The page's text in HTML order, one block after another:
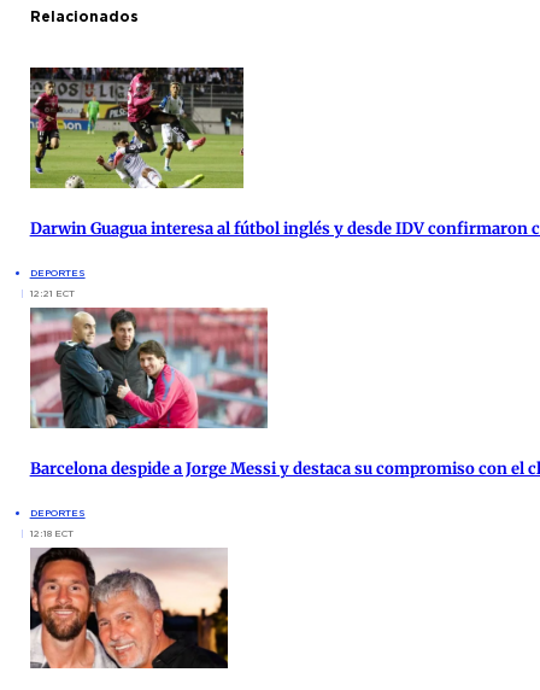
Relacionados
Darwin Guagua interesa al fútbol inglés y desde IDV confirmaron
DEPORTES
12:21 ECT
Barcelona despide a Jorge Messi y destaca su compromiso con el
DEPORTES
12:18 ECT